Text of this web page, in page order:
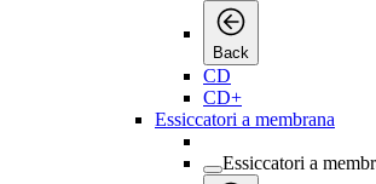
Back
CD
CD+
Essiccatori a membrana
Essiccatori a